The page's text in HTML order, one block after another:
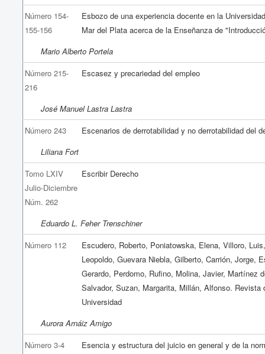
Número 154-
155-156
Esbozo de una experiencia docente en la
Mar del Plata acerca de la Enseñanza de
Mario Alberto Portela
Número 215-
216
Escasez y precariedad del empleo
José Manuel Lastra Lastra
Número 243
Escenarios de derrotabilidad y no derrotabilidad del
Liliana Fort
Tomo LXIV
Julio-Diciembre
Núm. 262
Escribir Derecho
Eduardo L. Feher Trenschiner
Número 112
Escudero, Roberto, Poniatowska, Elena, Villoro,
Leopoldo, Guevara Niebla, Gilberto, Carrión, Jorge,
Gerardo, Perdomo, Rufino, Molina, Javier, Martínez
Salvador, Suzan, Margarita, Millán, Alfonso. Revista
Universidad
Aurora Arnáiz Amigo
Número 3-4
Esencia y estructura del juicio en general y de la